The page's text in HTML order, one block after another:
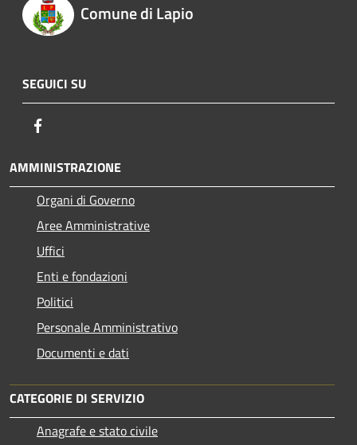
Comune di Lapio
SEGUICI SU
AMMINISTRAZIONE
Organi di Governo
Aree Amministrative
Uffici
Enti e fondazioni
Politici
Personale Amministrativo
Documenti e dati
CATEGORIE DI SERVIZIO
Anagrafe e stato civile